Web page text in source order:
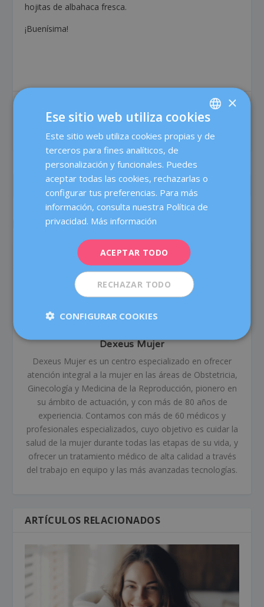
hojitas de albahaca fresca.
¡Buenísima!
ANTERIOR
Posición fetal y tipo de
parto: verdades y mitos
SIGUIENTE
Epigenética: no todo está
SOBRE EL AUTOR
Dexeus Mujer
Dexeus Mujer es un centro especializado en ofrecer
atención integral a la mujer en las áreas de Obstetricia,
Ginecología y Medicina de la Reproducción, pionero en
su ámbito de actuación, y con más de 80 años de
experiencia. Contamos con más de 60 médicos y
profesionales especializados, cuyo objetivo es cuidar la
salud de la mujer durante todas las etapas de su vida, y
ofrecer un tratamiento médico de alta calidad a través
del trabajo en equipo y las más avanzadas tecnologías.
ARTÍCULOS RELACIONADOS
SPANISH
×
Ese sitio web utiliza cookies
Este sitio web utiliza cookies propias y de
terceros para fines analíticos, de
personalización y funcionales. Puedes
aceptar todas las cookies, rechazarlas o
configurar tus preferencias. Para más
información, consulta nuestra Política de
privacidad. Más información
ACEPTAR TODO
RECHAZAR TODO
CONFIGURAR COOKIES